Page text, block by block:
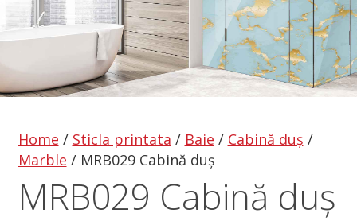
Home / Sticla printata / Baie / Cabină duș /
Marble / MRB029 Cabină duș
MRB029 Cabină duș